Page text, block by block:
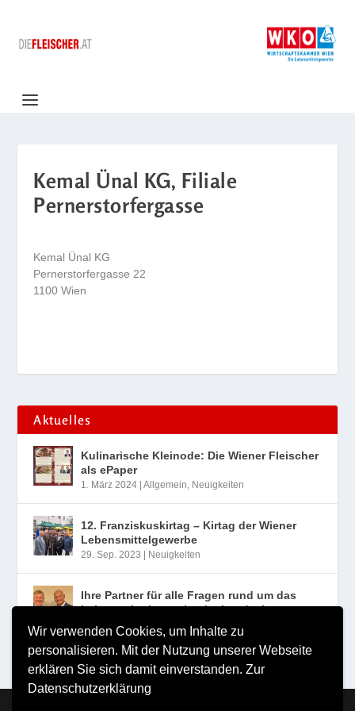
Wir verwenden Cookies, um Inhalte zu
personalisieren. Mit der Nutzung unserer Webseite
erklären Sie sich damit einverstanden. Zur
Datenschutzerklärung
Kemal Ünal KG, Filiale
Pernerstorfergasse
Kemal Ünal KG
Pernerstorfergasse 22
1100 Wien
Aktuelles
Kulinarische Kleinode: Die Wiener Fleischer
als ePaper
1. März 2024 |Allgemein, Neuigkeiten
12. Franziskuskirtag – Kirtag der Wiener
Lebensmittelgewerbe
29. Sep. 2023 Neuigkeiten
Ihre Partner für alle Fragen rund um das
Lebensmittelgewerbe der Landesinnung
Wien
10. Aug. 2023|Neuigkeiten